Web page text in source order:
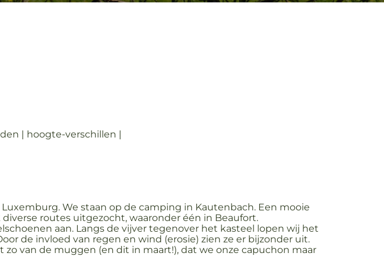
| hoogte-verschillen |
We staan op de camping in Kautenbach. Een mooie
routes uitgezocht, waaronder één in Beaufort.
aan. Langs de vijver tegenover het kasteel lopen wij het
de invloed van regen en wind (erosie) zien ze er bijzonder uit.
van de muggen (en dit in maart!), dat we onze capuchon maar